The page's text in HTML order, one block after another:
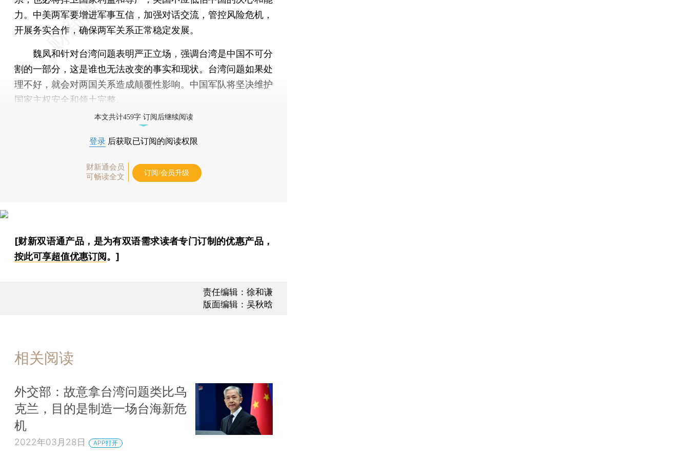
力。中美两军要增进军事互信，加强对话交流，管控风险危机，
开展务实合作，确保两军关系正常稳定发展。
魏凤和针对台湾问题表明严正立场，强调台湾是中国不可分
割的一部分，这是谁也无法改变的事实和现状。台湾问题如果处
理不好，就会对两国关系造成颠覆性影响。中国军队将坚决维护
国家主权安全和领土完整。
本文共计459字 订阅后继续阅读
登录 后获取已订阅的阅读权限
财新通会员
可畅读全文
订阅/会员升级
[财新双语通产品，是为有双语需求读者专门订制的优惠产品，
按此可享超值优惠订阅。]
责任编辑：徐和谦
版面编辑：吴秋晗
相关阅读
外交部：故意拿台湾问题类比乌
克兰，目的是制造一场台海新危
机
2022年03月28日 APP打开